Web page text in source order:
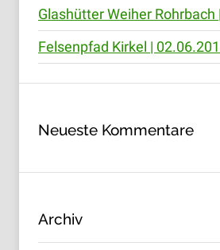
Glashütter Weiher Rohrbach
Felsenpfad Kirkel |
Neueste Kommentare
Archiv